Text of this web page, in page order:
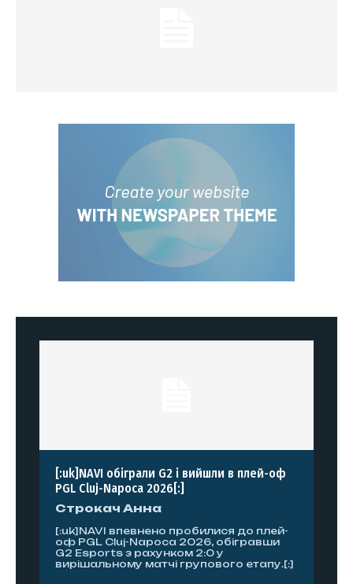
[:uk]NAVI обіграли G2 і вийшли в плей-оф
PGL Cluj-Napoca 2026[:]
Строкач Анна
[:uk]NAVI впевнено пробилися до плей-
оф PGL Cluj-Napoca 2026, обігравши
G2 Esports з рахунком 2:0 у
вирішальному матчі групового етапу.[:]